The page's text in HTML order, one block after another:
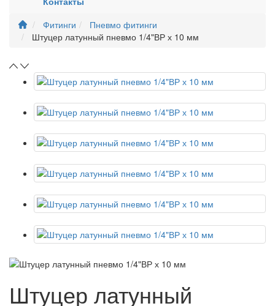
Фитинги
Пневмо фитинги
Штуцер латунный пневмо 1/4"ВР х 10 мм
Штуцер латунный